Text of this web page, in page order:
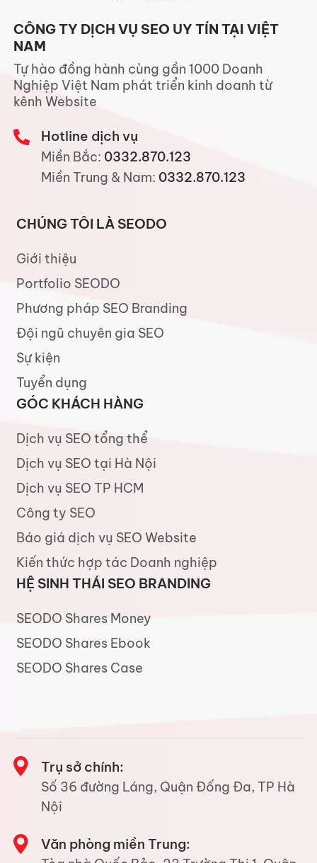
CÔNG TY DỊCH VỤ SEO UY TÍN TẠI VIỆT
NAM
Tự hào đồng hành cùng gần 1000 Doanh
Nghiệp Việt Nam phát triển kinh doanh từ
kênh Website
Hotline dịch vụ
Miền Bắc: 0332.870.123
Miền Trung & Nam: 0332.870.123
CHÚNG TÔI LÀ SEODO
Giới thiệu
Portfolio SEODO
Phương pháp SEO Branding
Đội ngũ chuyên gia SEO
Sự kiện
Tuyển dụng
GÓC KHÁCH HÀNG
Dịch vụ SEO tổng thể
Dịch vụ SEO tại Hà Nội
Dịch vụ SEO TP HCM
Công ty SEO
Báo giá dịch vụ SEO Website
Kiến thức hợp tác Doanh nghiệp
HỆ SINH THÁI SEO BRANDING
SEODO Shares Money
SEODO Shares Ebook
SEODO Shares Case
Trụ sở chính:
Số 36 đường Láng, Quận Đống Đa, TP Hà
Nội
Văn phòng miền Trung: